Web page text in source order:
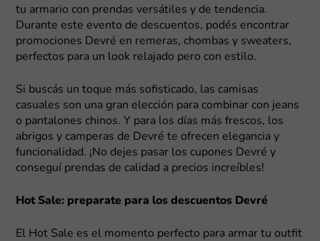
tu armario con prendas versátiles y de tendencia.
Durante este evento de descuentos, podés encontrar
promociones Devré en remeras, chombas y sweaters,
perfectos para un look relajado pero con estilo.
Si buscás un toque más sofisticado, las camisas
casuales son una gran elección para combinar con jeans
o pantalones chinos. Y para los días más frescos, los
abrigos y camperas de Devré te ofrecen elegancia y
funcionalidad. ¡No dejes pasar los cupones Devré y
conseguí prendas de calidad a precios increíbles!
Hot Sale: preparate para los descuentos Devré
El Hot Sale es el momento perfecto para armar tu outfit